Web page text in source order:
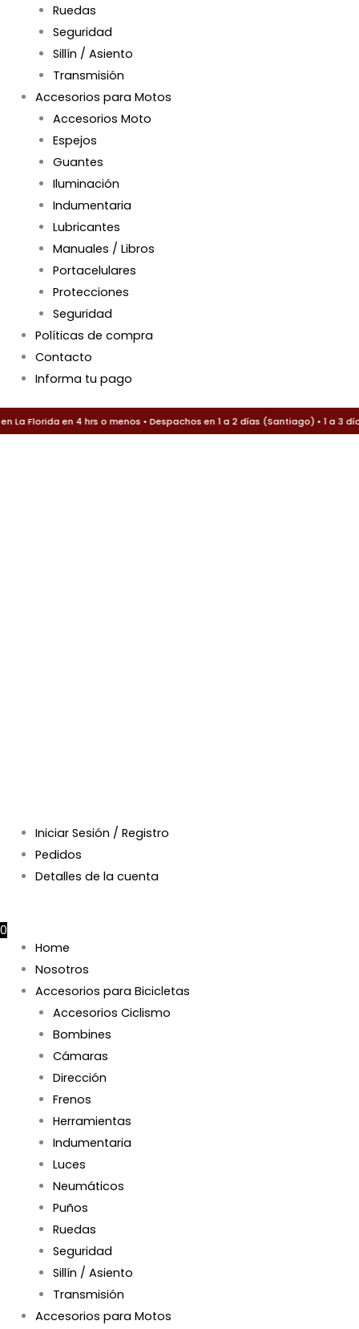
Ruedas
Seguridad
Sillín / Asiento
Transmisión
Accesorios para Motos
Accesorios Moto
Espejos
Guantes
Iluminación
Indumentaria
Lubricantes
Manuales / Libros
Portacelulares
Protecciones
Seguridad
Políticas de compra
Contacto
Informa tu pago
Florida en 4 hrs o menos • Despachos en 1 a 2 días (Santiago) • 1 a 3
Iniciar Sesión / Registro
Pedidos
Detalles de la cuenta
0
Home
Nosotros
Accesorios para Bicicletas
Accesorios Ciclismo
Bombines
Cámaras
Dirección
Frenos
Herramientas
Indumentaria
Luces
Neumáticos
Puños
Ruedas
Seguridad
Sillín / Asiento
Transmisión
Accesorios para Motos